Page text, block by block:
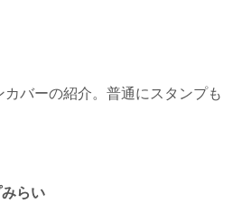
バーの紹介。普通にスタンプも
らい